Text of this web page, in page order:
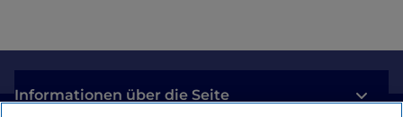
Informationen über die Seite